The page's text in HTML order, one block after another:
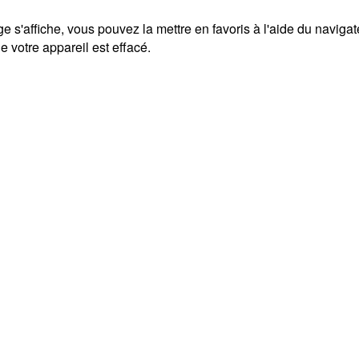
s'affiche, vous pouvez la mettre en favoris à l'aide du
votre appareil est effacé.